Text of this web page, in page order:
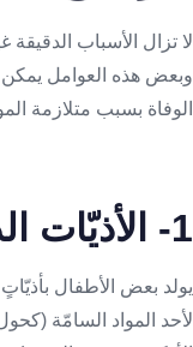
لا تزال الأسباب
وبعض هذه العوامل يمكن
الوفاة بسبب متلازمة
1- الأذيّات الدماغية
يولد بعض الأطفال
لأحد المواد السامّة